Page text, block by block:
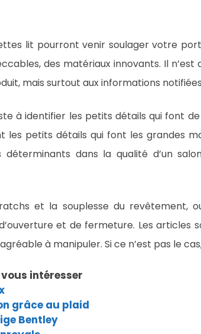
lit pourront venir soulager votre
des matériaux innovants. Il
mais surtout aux informations
à identifier les petits détails qui font
les petits détails qui font les grandes
déterminants dans la qualité d’un
et la souplesse du revêtement,
et de fermeture. Les articles
à manipuler. Si ce n’est pas le
intéresser
grâce au plaid
Bentley